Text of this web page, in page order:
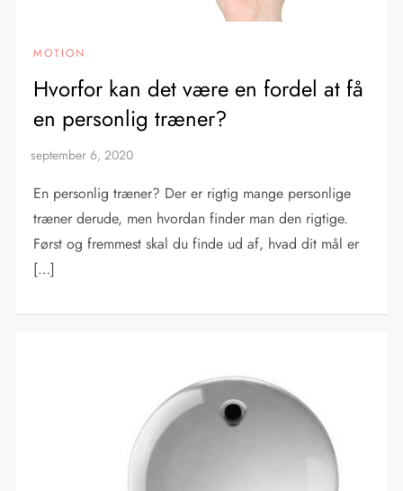
MOTION
Hvorfor kan det være en fordel at få
en personlig træner?
En personlig træner? Der er rigtig mange personlige
træner derude, men hvordan finder man den rigtige.
Først og fremmest skal du finde ud af, hvad dit mål er
[…]